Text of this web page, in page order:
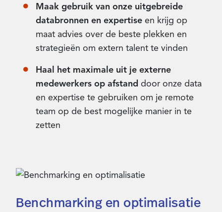
Maak gebruik van onze uitgebreide
databronnen en expertise en krijg op
maat advies over de beste plekken en
strategieën om extern talent te vinden
Haal het maximale uit je externe
medewerkers op afstand door onze data
en expertise te gebruiken om je remote
team op de best mogelijke manier in te
zetten
Benchmarking en optimalisatie